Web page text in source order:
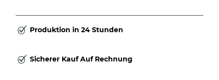
Produktion in 24 Stunden
Sicherer Kauf Auf Rechnung